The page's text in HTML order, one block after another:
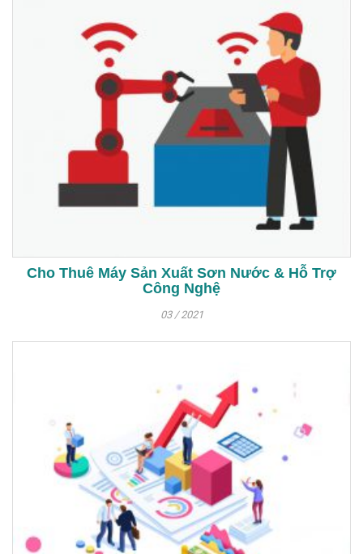
Cho Thuê Máy Sản Xuất Sơn Nước & Hỗ Trợ
Công Nghệ
03 / 2021